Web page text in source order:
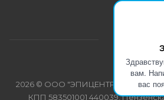
вам.
вас
2026 © ООО "ЭПИЦЕНТР-
КПП 583501001 440039,